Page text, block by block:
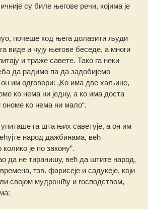
су биле његове речи, којима је
почеше код њега долазити људи
виде и чују његове беседе, а многи
и траже савете. Тако га неки
да радимо па да задобијемо
он им одговори: „Ко има две хаљине,
ко нема ни једну, а ко има доста
ко нема ни мало“.
га шта њих саветује, а он им
народ дажбинама, већ
је по закону“.
да не тиранишу, већ да штите народ,
тзв. фарисеје и садукеје, који
својом мудрошћу и господством,